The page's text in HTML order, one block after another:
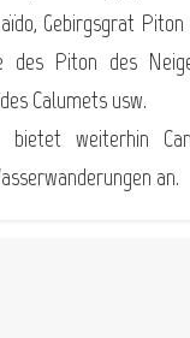
Gebirgsgrat
des Piton des
Calumets usw.
bietet weiterhin
an.